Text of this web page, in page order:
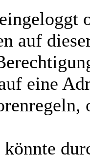
auf
eine